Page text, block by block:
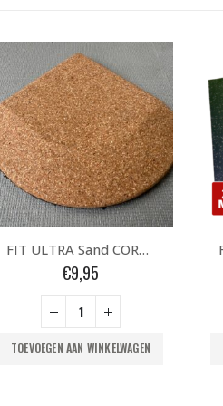
FIT ULTRA Grey Flakes 100x100x2cm
€42,95
TOEVOEGEN AAN WINKELWAGEN